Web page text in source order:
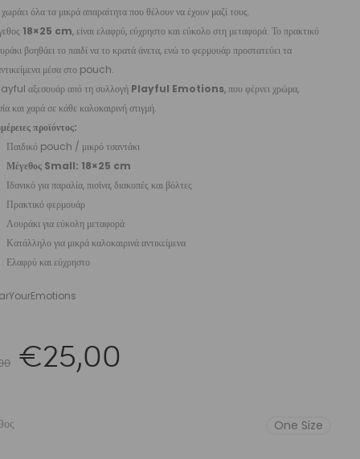
όλα τα μικρά απαραίτητα που θέλουν να έχουν μαζί τους.
18×25 cm, είναι ελαφρύ, εύχρηστο και εύκολο στη μεταφορά. Το πρακτικό
βοηθάει το παιδί να το κρατά άνετα, ενώ το φερμουάρ προστατεύει τα
μέσα στο pouch.
αξεσουάρ από τη συλλογή Playful Emotions, που φέρνει χρώμα,
και χαρά σε κάθε καλοκαιρινή στιγμή.
προϊόντος:
Παιδικό pouch / μικρό τσαντάκι
Μέγεθος Small: 18×25 cm
Ιδανικό για παραλία, πισίνα, διακοπές και βόλτες
Πρακτικό φερμουάρ
Λουράκι για εύκολη μεταφορά
Κατάλληλο για μικρά καλοκαιρινά αντικείμενα
Ελαφρύ και εύχρηστο
Original
€25,00
One Size